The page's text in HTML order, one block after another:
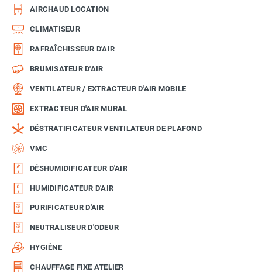
AIRCHAUD LOCATION
CLIMATISEUR
RAFRAÎCHISSEUR D'AIR
BRUMISATEUR D'AIR
VENTILATEUR / EXTRACTEUR D'AIR MOBILE
EXTRACTEUR D'AIR MURAL
DÉSTRATIFICATEUR VENTILATEUR DE PLAFOND
VMC
DÉSHUMIDIFICATEUR D'AIR
HUMIDIFICATEUR D'AIR
PURIFICATEUR D'AIR
NEUTRALISEUR D'ODEUR
HYGIÈNE
CHAUFFAGE FIXE ATELIER